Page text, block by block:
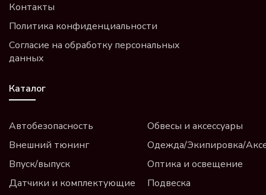
Контакты
Политика конфиденциальности
Согласие на обработку персональных
данных
Каталог
Автобезопасность
Внешний тюнинг
Впуск/выпуск
Датчики и комплектующие
Обвесы и аксессуары
Одежда/Экипировка/
Оптика и освещение
Подвеска